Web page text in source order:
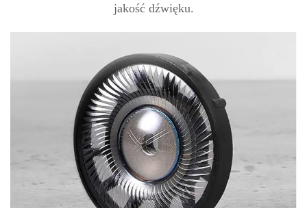
jakość dźwięku.